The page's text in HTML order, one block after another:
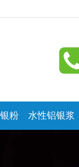
粉 水性铝银浆